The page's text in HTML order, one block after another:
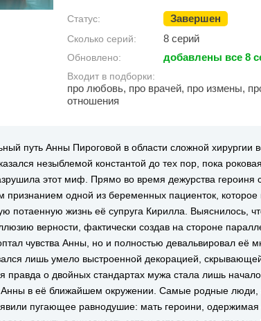
Статус: Завершен
Сколько серий: 8 серий
Обновлено: добавлены все 8
Входит в подборки:
про любовь, про врачей, про измены,
отношения
путь Анны Пироговой в области сложной хирургии
незыблемой константой до тех пор, пока
этот миф. Прямо во время дежурства героиня
одной из беременных пациенток, которое
потаенную жизнь её супруга Кирилла. Выяснилось,
верности, фактически создав на стороне
чувства Анны, но и полностью девальвировал её
лишь умело выстроенной декорацией,
правда о двойных стандартах мужа стала лишь
Анны в её ближайшем окружении. Самые родные люди,
пугающее равнодушие: мать героини,